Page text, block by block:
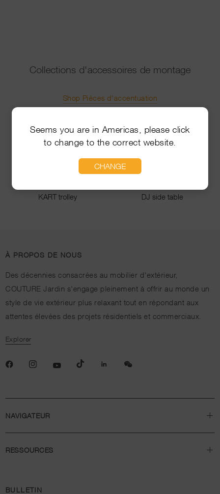
Collections d'accessoires de montage
Shop Pièces d'accentuation
KART trolley DJ side table
À PROPOS DE NOUS
Des décennies consacrées au mobilier d'extérieur,
COUTURE Jardin s'engage pleinement à offrir au monde un
style de vie extérieur plus relaxant tout en répondant aux
attentes élevées des projets résidentiels et commerciaux.
Explorer
NAVIGATEUR
RESSOURCES
BULLETIN
Seems you are in Americas, please click
to change to the correct website.
CHANGE